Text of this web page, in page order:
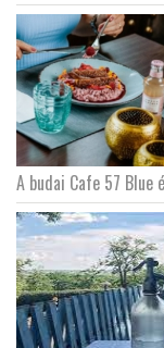
A budai Cafe 57